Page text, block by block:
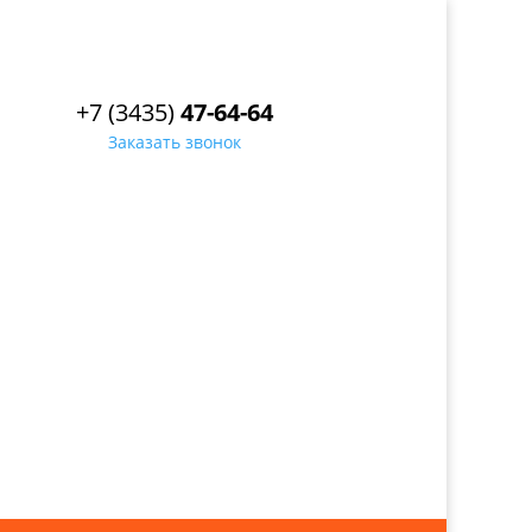
+7 (3435)47-64-64
Заказать звонок